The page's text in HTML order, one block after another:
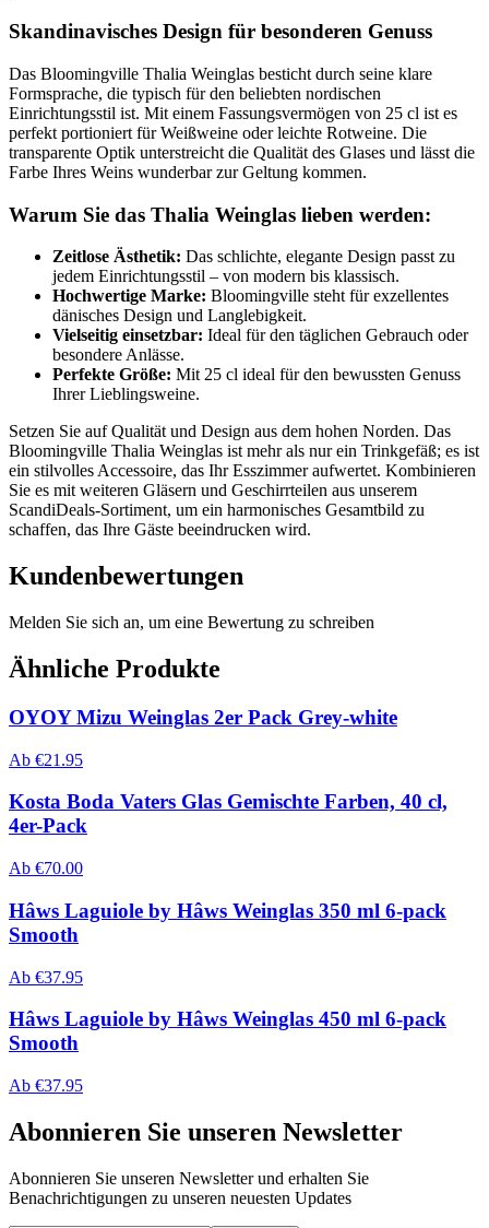
Skandinavisches Design für besonderen Genuss
Das Bloomingville Thalia Weinglas besticht durch seine klare
Formsprache, die typisch für den beliebten nordischen
Einrichtungsstil ist. Mit einem Fassungsvermögen von 25 cl ist es
perfekt portioniert für Weißweine oder leichte Rotweine. Die
transparente Optik unterstreicht die Qualität des Glases und lässt die
Farbe Ihres Weins wunderbar zur Geltung kommen.
Warum Sie das Thalia Weinglas lieben werden:
Zeitlose Ästhetik: Das schlichte, elegante Design passt zu
jedem Einrichtungsstil – von modern bis klassisch.
Hochwertige Marke: Bloomingville steht für exzellentes
dänisches Design und Langlebigkeit.
Vielseitig einsetzbar: Ideal für den täglichen Gebrauch oder
besondere Anlässe.
Perfekte Größe: Mit 25 cl ideal für den bewussten Genuss
Ihrer Lieblingsweine.
Setzen Sie auf Qualität und Design aus dem hohen Norden. Das
Bloomingville Thalia Weinglas ist mehr als nur ein Trinkgefäß; es ist
ein stilvolles Accessoire, das Ihr Esszimmer aufwertet. Kombinieren
Sie es mit weiteren Gläsern und Geschirrteilen aus unserem
ScandiDeals-Sortiment, um ein harmonisches Gesamtbild zu
schaffen, das Ihre Gäste beeindrucken wird.
Kundenbewertungen
Melden Sie sich an, um eine Bewertung zu schreiben
Ähnliche Produkte
OYOY Mizu Weinglas 2er Pack Grey-white
Ab €21.95
Kosta Boda Vaters Glas Gemischte Farben, 40 cl,
4er-Pack
Ab €70.00
Hâws Laguiole by Hâws Weinglas 350 ml 6-pack
Smooth
Ab €37.95
Hâws Laguiole by Hâws Weinglas 450 ml 6-pack
Smooth
Ab €37.95
Abonnieren Sie unseren Newsletter
Abonnieren Sie unseren Newsletter und erhalten Sie
Benachrichtigungen zu unseren neuesten Updates